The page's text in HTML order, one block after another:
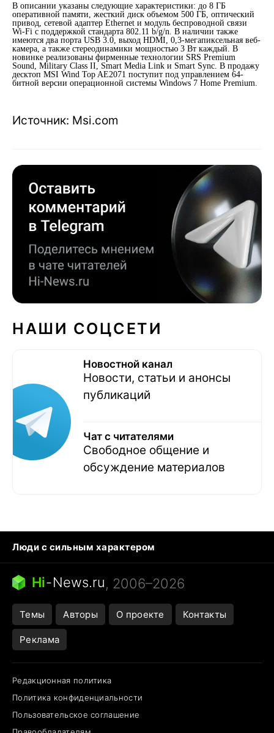
В описании указаны следующие характеристики: до 8 ГБ
оперативной памяти, жесткий диск объемом 500 ГБ, оптический
привод, сетевой адаптер Ethernet и модуль беспроводной связи
Wi-Fi с поддержкой стандарта 802.11 b/g/n. В наличии также
имеются два порта USB 3.0, выход HDMI, 0,3-мегапиксельная веб-
камера, а также стереодинамики мощностью 3 Вт каждый. В
новинке реализованы фирменные технологии SRS Premium
Sound, Military Class II, Smart Media Link и Smart Sync. В продажу
десктоп MSI Wind Top AE2071 поступит под управлением 64-
битной версии операционной системы Windows 7 Home Premium.
Источник: Msi.com
НАШИ СОЦСЕТИ
Новостной канал
Новости, статьи и анонсы
публикаций
Чат с читателями
Свободное общение и
обсуждение материалов
Люди с сильным характером
Кошка писает на кровать
Тунцы в океанариуме
Ядовитые пауки России
Города в ядерной войне
Hi-News.ru, 2006–2026
Темы Авторы О проекте Контакты
Реклама
Редакционная политика
Политика конфиденциальности
Пользовательское соглашение